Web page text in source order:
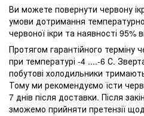
Ви можете повернути червону
умови дотримання
червоної ікри та наявності 95%
Протягом гарантійного терміну
при температурі -4 ....-6 С.
побутові холодильники
Тому ми рекомендуємо їсти
7 днів після доставки. Після
зможемо прийняти претензії